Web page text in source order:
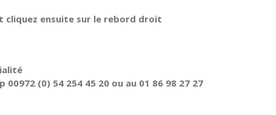
cliquez ensuite sur le rebord droit
(0) 54 254 45 20 ou au 01 86 98 27 27